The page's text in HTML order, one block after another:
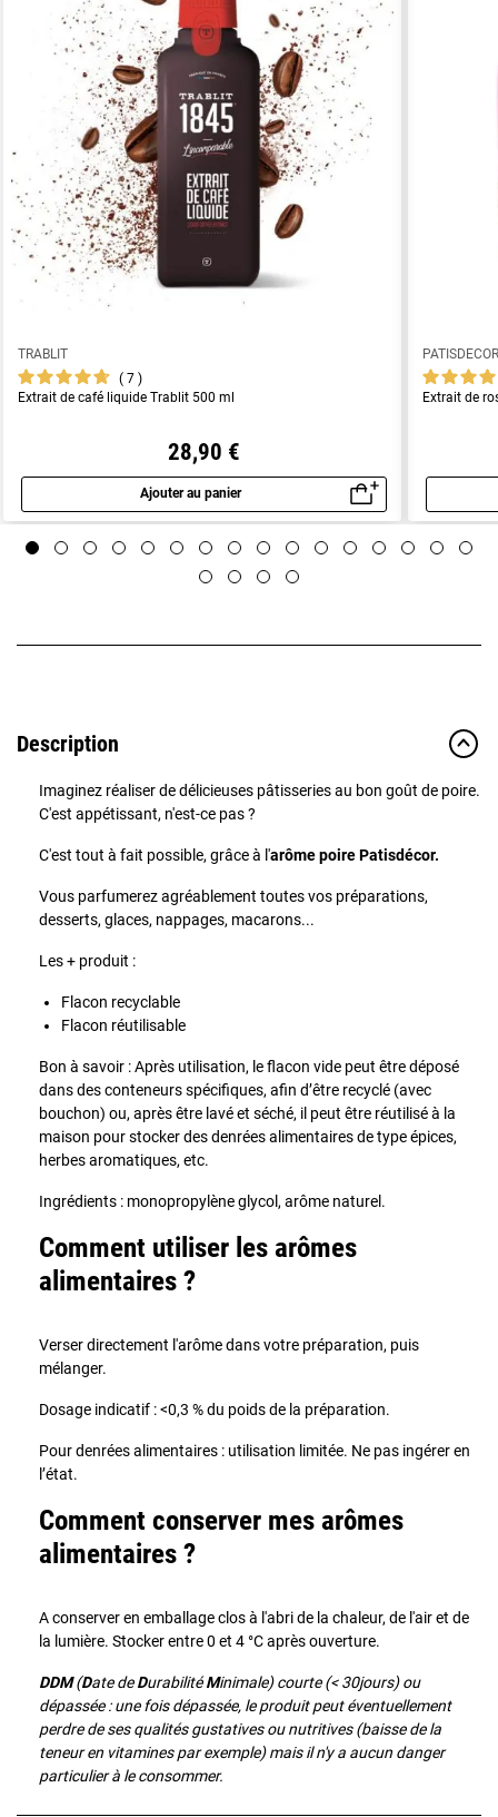
TRABLIT
7
Extrait de café liquide Trablit 500 ml
28,90 €
Ajouter au panier
Aperçu rapide
Extrait de
Description
Imaginez réaliser de délicieuses pâtisseries au bon goût de poire.
C'est appétissant, n'est-ce pas ?
C'est tout à fait possible, grâce à l'arôme poire Patisdécor.
Vous parfumerez agréablement toutes vos préparations,
desserts, glaces, nappages, macarons...
Les + produit :
Flacon recyclable
Flacon réutilisable
Bon à savoir : Après utilisation, le flacon vide peut être déposé
dans des conteneurs spécifiques, afin d’être recyclé (avec
bouchon) ou, après être lavé et séché, il peut être réutilisé à la
maison pour stocker des denrées alimentaires de type épices,
herbes aromatiques, etc.
Ingrédients : monopropylène glycol, arôme naturel.
Comment utiliser les arômes
alimentaires ?
Verser directement l'arôme dans votre préparation, puis
mélanger.
Dosage indicatif : <0,3 % du poids de la préparation.
Pour denrées alimentaires : utilisation limitée. Ne pas ingérer en
l’état.
Comment conserver mes arômes
alimentaires ?
A conserver en emballage clos à l'abri de la chaleur, de l'air et de
la lumière. Stocker entre 0 et 4 °C après ouverture.
DDM(Date deDurabilitéMinimale) courte (< 30jours) ou
dépassée : une fois dépassée, le produit peut éventuellement
perdre de ses qualités gustatives ou nutritives (baisse de la
teneur en vitamines par exemple) mais il n'y a aucun danger
particulier à le consommer.